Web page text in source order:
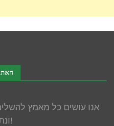
אנו עושים כל מאמץ
ונתקלת בבעיה אנא פנה אלינו!